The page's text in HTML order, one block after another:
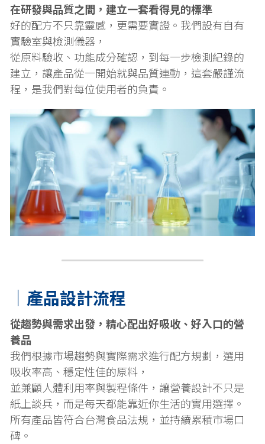
在研發與品質之間，建立一套看得見的標準
好的配方不只靠靈感，更需要實證。我們設有自有
實驗室與檢測儀器，
從原料驗收、功能成分確認，到每一步檢測紀錄的
建立，讓產品從一開始就與品質連動，這套嚴謹流
程，是我們對每位使用者的負責。
｜產品設計流程
從趨勢與需求出發，精心配出好吸收、好入口的營
養品
我們根據市場趨勢與實際需求進行配方規劃，選用
吸收率高、穩定性佳的原料，
並兼顧人體利用率與製程條件，讓營養設計不只是
紙上談兵，而是每天都能靠近你生活的實用選擇。
所有產品皆符合台灣食品法規，並持續累積市場口
碑。